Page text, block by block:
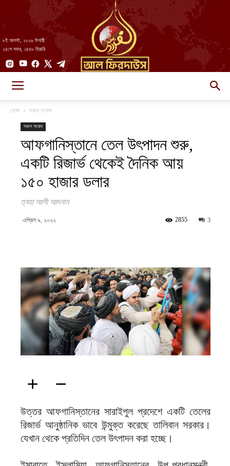
৮ই আগস্ট, ২০২৬ ঈসায়ী
২৪শে সফর, ১৪৪৮ হিজরি
||
হোম সকল সংবাদ
সকল সংবাদ
আফগানিস্তানে তেল উৎপাদন শুরু,
একটি রিজার্ভ থেকেই দৈনিক আয়
১৫০ হাজার ডলার
ত্বহা আলী আদনান
এপ্রিল ৯, ২০২২ 3
2855
উত্তর আফগানিস্তানের সারাইপুল প্রদেশে একটি তেলের
রিজার্ভ আনুষ্ঠানিক ভাবে উন্মুক্ত করেছে তালিবান সরকার।
যেখান থেকে প্রতিদিন তেল উৎপাদন করা হচ্ছে।